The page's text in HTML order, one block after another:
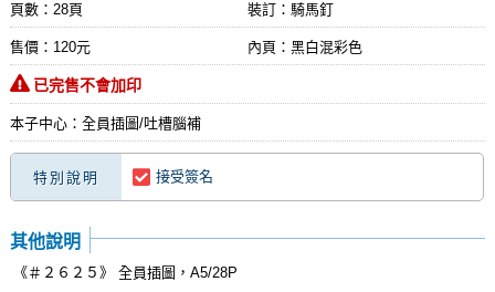
頁數：28頁 裝訂：騎馬釘
售價：120元 內頁：黑白混彩色
已完售不會加印
本子中心：全員插圖/吐槽腦補
特別說明 接受簽名
其他說明
《＃２６２５》 全員插圖，A5/28P